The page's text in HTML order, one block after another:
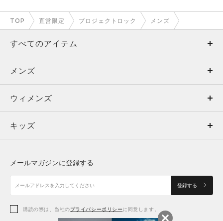
TOP 直営限定 プロジェクトロック メンズ
すべてのアイテム
メンズ
ウィメンズ
キッズ
アクセサリー
メンズ
トップス
ボトムス
アクセサリー
ウィメンズ
トップス
シューズ
アクセサリー
キッズ
シューズ
メールマガジンに登録する
登録する
購読の際は、当社のプライバシーポリシーに同意します。